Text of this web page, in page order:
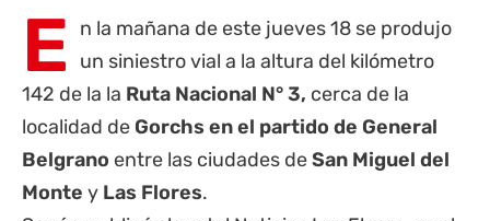
E
n la mañana de este jueves 18 se produjo
un siniestro vial a la altura del kilómetro
142 de la la Ruta Nacional N° 3, cerca de la
localidad de Gorchs en el partido de General
Belgrano entre las ciudades deSan Miguel del
Monte y Las Flores.